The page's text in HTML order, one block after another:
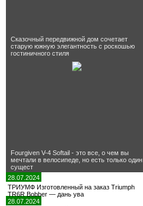
Сказочный передвижной дом сочетает
старую южную элегантность с роскошью
гостиничного стиля
Fourgiven V-4 Softail - это все, о чем вы
мечтали в велосипеде, но есть только один
сущест
28.07.2024
ТРИУМФ Изготовленный на заказ Triumph
TR6R Bobber — дань ува
28.07.2024